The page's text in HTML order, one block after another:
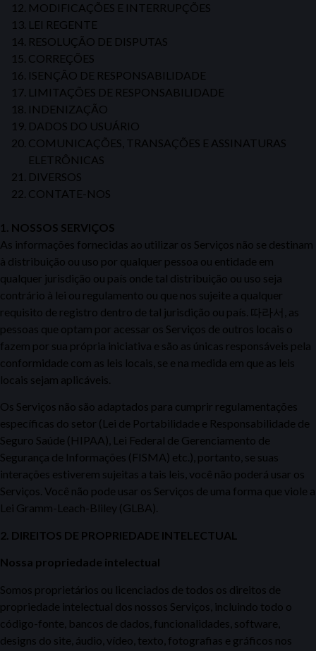
MODIFICAÇÕES E INTERRUPÇÕES
LEI REGENTE
RESOLUÇÃO DE DISPUTAS
CORREÇÕES
ISENÇÃO DE RESPONSABILIDADE
LIMITAÇÕES DE RESPONSABILIDADE
INDENIZAÇÃO
DADOS DO USUÁRIO
COMUNICAÇÕES, TRANSAÇÕES E ASSINATURAS
ELETRÔNICAS
DIVERSOS
CONTATE-NOS
1. NOSSOS SERVIÇOS
As informações fornecidas ao utilizar os Serviços não se destinam
à distribuição ou uso por qualquer pessoa ou entidade em
qualquer jurisdição ou país onde tal distribuição ou uso seja
contrário à lei ou regulamento ou que nos sujeite a qualquer
requisito de registro dentro de tal jurisdição ou país. 따라서, as
pessoas que optam por acessar os Serviços de outros locais o
fazem por sua própria iniciativa e são as únicas responsáveis pela
conformidade com as leis locais, se e na medida em que as leis
locais sejam aplicáveis.
Os Serviços não são adaptados para cumprir regulamentações
específicas do setor (Lei de Portabilidade e Responsabilidade de
Seguro Saúde (HIPAA), Lei Federal de Gerenciamento de
Segurança de Informações ( FISMA) etc.), portanto, se suas
interações estiverem sujeitas a tais leis, você não poderá usar os
Serviços. Você não pode usar os Serviços de uma forma que viole a
Lei Gramm-Leach-Bliley (GLBA).
2. DIREITOS DE PROPRIEDADE INTELECTUAL
Nossa propriedade intelectual
Somos proprietários ou licenciados de todos os direitos de
propriedade intelectual dos nossos Serviços, incluindo todo o
código-fonte, bancos de dados, funcionalidades, software,
designs do site, áudio, vídeo, texto, fotografias e gráficos nos